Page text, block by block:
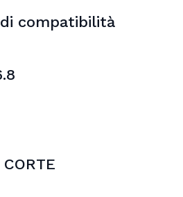
di compatibilità